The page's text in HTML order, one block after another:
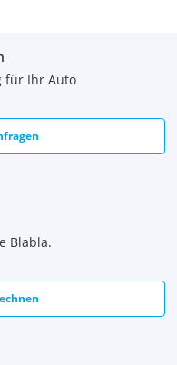
für Ihr Auto
Blabla.